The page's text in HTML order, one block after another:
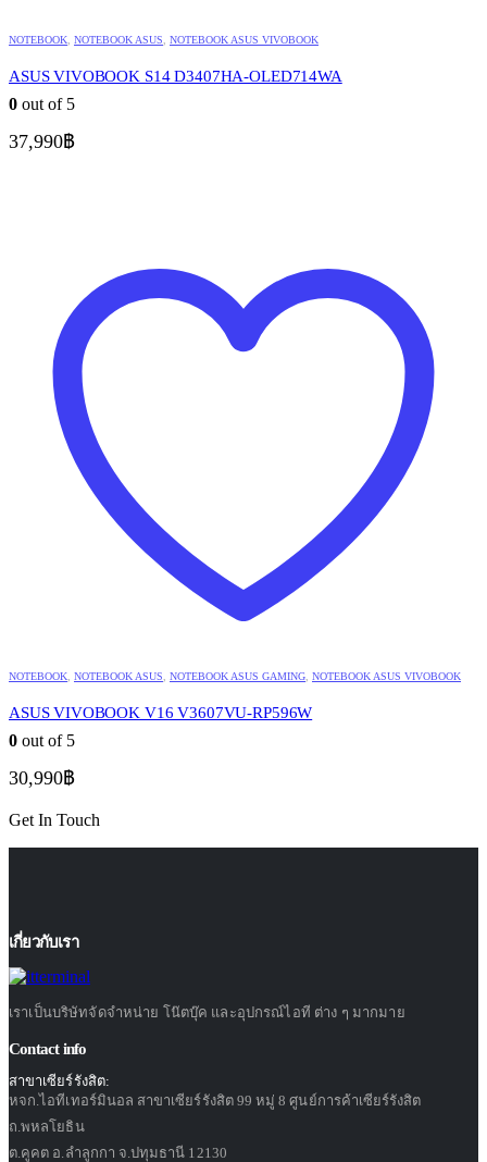
NOTEBOOK NOTEBOOK ASUS NOTEBOOK ASUS VIVOBOOK
ASUS VIVOBOOK S14 D3407HA-OLED714WA
0 out of 5
37,990฿
NOTEBOOK NOTEBOOK ASUS NOTEBOOK ASUS GAMING NOTEBOOK ASUS VIVOBOOK
ASUS VIVOBOOK V16 V3607VU-RP596W
0 out of 5
30,990฿
Get In Touch
เกี่ยวกับเรา
เราเป็นบริษัทจัดจำหน่าย โน๊ตบุ๊ค และอุปกรณ์ไอที ต่าง ๆ มากมาย
Contact info
สาขาเซียร์รังสิต:
หจก.ไอทีเทอร์มินอล สาขาเซียร์รังสิต 99 หมู่ 8 ศูนย์การค้าเซียร์รังสิต
ถ.พหลโยธิน
ต.คูคต อ.ลำลูกกา จ.ปทุมธานี 12130